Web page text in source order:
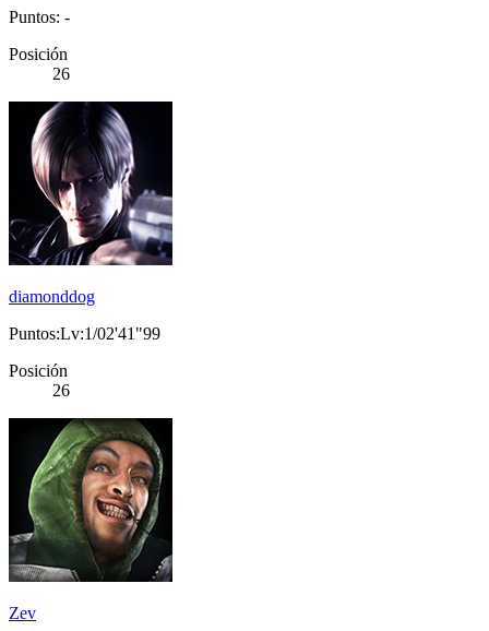
Puntos: -
Posición
26
diamonddog
Puntos:Lv:1/02'41"99
Posición
26
Zev